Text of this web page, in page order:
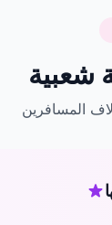
شعبية
المسافرين